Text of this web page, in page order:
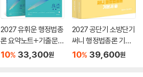
2027 유휘운 행정법총
론 요약노트+기출문제
(요.플.)
10% 33,300원
2027 공단기 소방단기
써니 행정법총론 기본
서
10% 39,600원